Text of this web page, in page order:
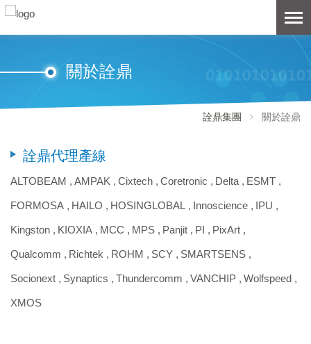
關於詮鼎
詮鼎集團 關於詮鼎
詮鼎代理產線
ALTOBEAM , AMPAK , Cixtech , Coretronic , Delta , ESMT ,
FORMOSA , HAILO , HOSINGLOBAL , Innoscience , IPU ,
Kingston , KIOXIA , MCC , MPS , Panjit , PI , PixArt ,
Qualcomm , Richtek , ROHM , SCY , SMARTSENS ,
Socionext , Synaptics , Thundercomm , VANCHIP , Wolfspeed ,
XMOS